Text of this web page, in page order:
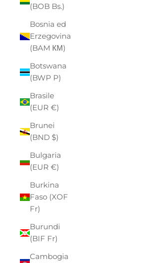
(BOB Bs.)
Bosnia ed
Erzegovina
(BAM КМ)
Botswana
(BWP P)
Brasile
(EUR €)
Brunei
(BND $)
Bulgaria
(EUR €)
Burkina
Faso (XOF
Fr)
Burundi
(BIF Fr)
Cambogia